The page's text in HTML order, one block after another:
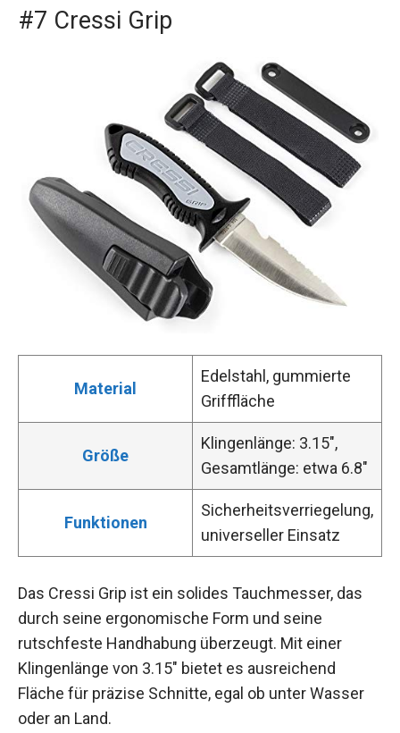
#7 Cressi Grip
Material
Edelstahl, gummierte
Grifffläche
Größe
Klingenlänge: 3.15″,
Gesamtlänge: etwa 6.8″
Funktionen
Sicherheitsverriegelung,
universeller Einsatz
Das Cressi Grip ist ein solides Tauchmesser, das
durch seine ergonomische Form und seine
rutschfeste Handhabung überzeugt. Mit einer
Klingenlänge von 3.15″ bietet es ausreichend
Fläche für präzise Schnitte, egal ob unter Wasser
oder an Land.